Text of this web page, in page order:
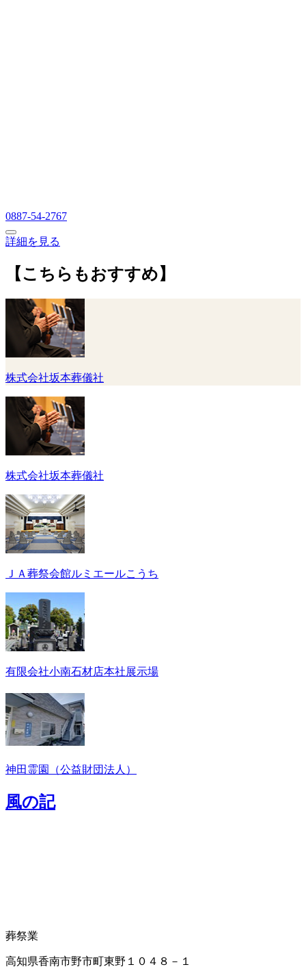
0887-54-2767
詳細を見る
【こちらもおすすめ】
株式会社坂本葬儀社
株式会社坂本葬儀社
ＪＡ葬祭会館ルミエールこうち
有限会社小南石材店本社展示場
神田霊園（公益財団法人）
風の記
葬祭業
高知県香南市野市町東野１０４８－１